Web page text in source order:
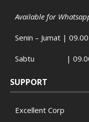
Available for
Senin – Jumat |
Sabtu | 09.00
SUPPORT
Excellent Corp